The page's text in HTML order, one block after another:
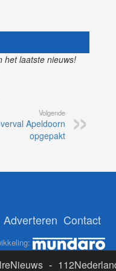
het laatste nieuws!
Volgende
Apeldoorn
opgepakt
Adverteren Contact
-